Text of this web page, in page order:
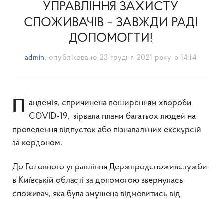
УПРАВЛІННЯ ЗАХИСТУ
СПОЖИВАЧІВ – ЗАВЖДИ РАДІ
ДОПОМОГТИ!
admin , опубліковано 23 грудня 2021 року о 14:14
Пандемія, спричинена поширенням хвороби COVID-19, зірвала плани багатьох людей на
проведення відпусток або пізнавальних екскурсій
за кордоном.
До Головного управління Держпродспоживслужби
в Київській області за допомогою звернулась
споживач, яка була змушена відмовитись від